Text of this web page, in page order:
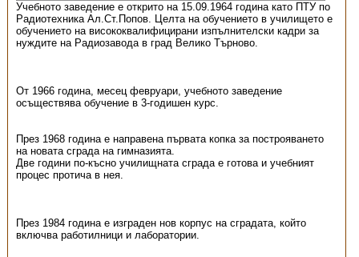
Учебното заведение е открито на 15.09.1964 година като ПТУ по
Радиотехника Ал.Ст.Попов. Целта на обучението в училището е
обучението на висококвалифицирани изпълнителски кадри за
нуждите на Радиозавода в град Велико Търново.
От 1966 година, месец февруари, учебното заведение
осъществява обучение в 3-годишен курс.
През 1968 година е направена първата копка за построяването
на новата сграда на гимназията.
Две години по-късно училищната сграда е готова и учебният
процес протича в нея.
През 1984 година е изграден нов корпус на сградата, който
включва работилници и лаборатории.